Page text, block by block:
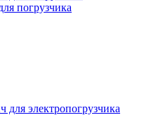
погрузчика